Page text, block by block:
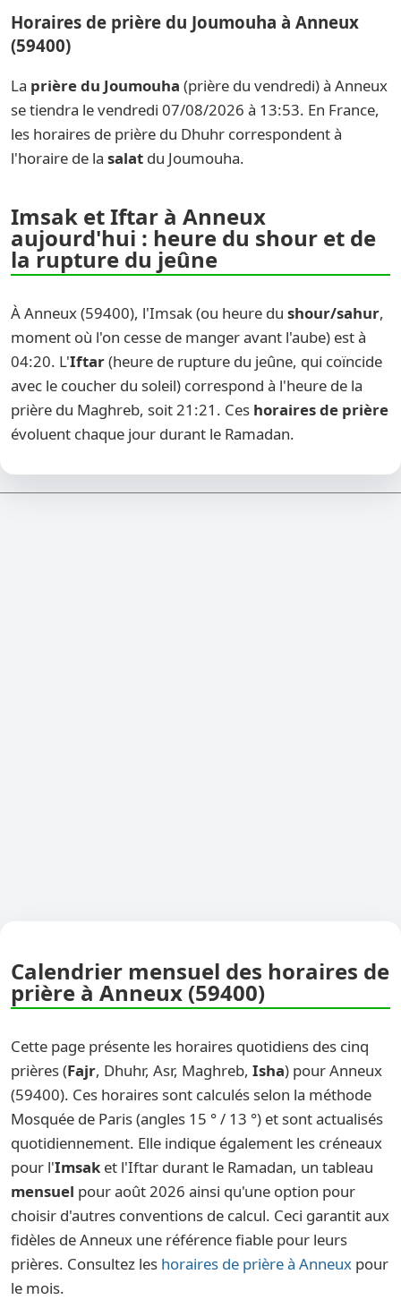
Horaires de prière du Joumouha à Anneux
(59400)
La prière du Joumouha (prière du vendredi) à Anneux
se tiendra le vendredi 07/08/2026 à 13:53. En France,
les horaires de prière du Dhuhr correspondent à
l'horaire de la salat du Joumouha.
Imsak et Iftar à Anneux
aujourd'hui : heure du shour et de
la rupture du jeûne
À Anneux (59400), l'Imsak (ou heure du shour/sahur,
moment où l'on cesse de manger avant l'aube) est à
04:20. L'Iftar(heure de rupture du jeûne, qui coïncide
avec le coucher du soleil) correspond à l'heure de la
prière du Maghreb, soit 21:21. Ces horaires de prière
évoluent chaque jour durant le Ramadan.
Calendrier mensuel des horaires de
prière à Anneux (59400)
Cette page présente les horaires quotidiens des cinq
prières (Fajr, Dhuhr, Asr, Maghreb, Isha) pour Anneux
(59400). Ces horaires sont calculés selon la méthode
Mosquée de Paris (angles 15 ° / 13 °) et sont actualisés
quotidiennement. Elle indique également les créneaux
pour l'Imsak et l'Iftar durant le Ramadan, un tableau
mensuel pour août 2026 ainsi qu'une option pour
choisir d'autres conventions de calcul. Ceci garantit aux
fidèles de Anneux une référence fiable pour leurs
prières. Consultez les horaires de prière à Anneux pour
le mois.